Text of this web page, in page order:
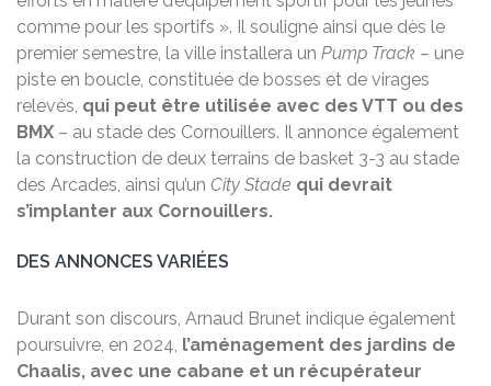
comme pour les sportifs ». Il souligne ainsi que dès le
premier semestre, la ville installera un Pump Track – une
piste en boucle, constituée de bosses et de virages
relevés, qui peut être utilisée avec des VTT ou des
BMX – au stade des Cornouillers. Il annonce également
la construction de deux terrains de basket 3-3 au stade
des Arcades, ainsi qu’un City Stade qui devrait
s’implanter aux Cornouillers.
DES ANNONCES VARIÉES
Durant son discours, Arnaud Brunet indique également
poursuivre, en 2024, l’aménagement des jardins de
Chaalis, avec une cabane et un récupérateur